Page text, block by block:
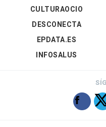
CULTURAOCIO
DESCONECTA
EPDATA.ES
INFOSALUS